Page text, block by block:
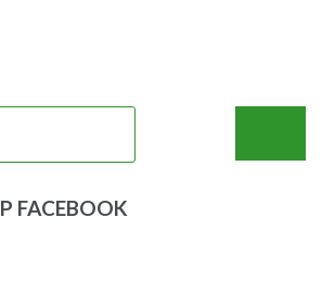
FACEBOOK